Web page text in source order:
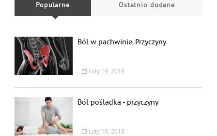
Popularne Ostatnio dodane
Ból w pachwinie. Przyczyny
Luty 19, 2018
Ból pośladka - przyczyny
Luty 19, 2018